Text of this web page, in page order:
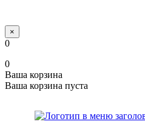
×
0
0
Ваша корзина
Ваша корзина пуста